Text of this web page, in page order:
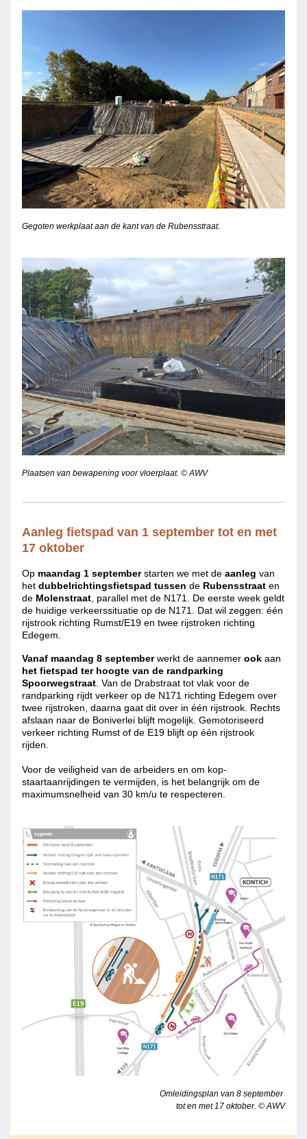
Gegoten werkplaat aan de kant van de Rubensstraat.
Plaatsen van bewapening voor vloerplaat. © AWV
Aanleg fietspad van 1 september tot en met
17 oktober
Op maandag 1 septemberstarten we met de aanleg van
het dubbelrichtingsfietspad tussen de Rubensstraaten
de Molenstraat, parallel met de N171. De eerste week geldt
de huidige verkeerssituatie op de N171. Dat wil zeggen: één
rijstrook richting Rumst/E19 en twee rijstroken richting
Edegem.
Vanaf maandag 8 septemberwerkt de aannemer ookaan
het fietspad ter hoogte van de randparking
Spoorwegstraat. Van de Drabstraat tot vlak voor de
randparking rijdt verkeer op de N171 richting Edegem over
twee rijstroken, daarna gaat dit over in één rijstrook. Rechts
afslaan naar de Boniverlei blijft mogelijk. Gemotoriseerd
verkeer richting Rumst of de E19 blijft op één rijstrook
rijden.
Voor de veiligheid van de arbeiders en om kop-
staartaanrijdingen te vermijden, is het belangrijk om de
maximumsnelheid van 30 km/u te respecteren.
Omleidingsplan van 8 september
tot en met17 oktober. © AWV